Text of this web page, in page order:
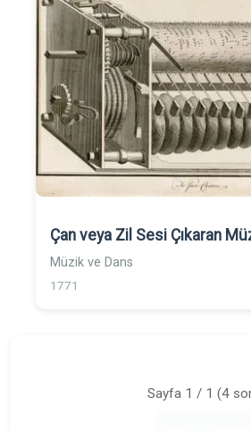
Çan veya Zil Sesi Çıkaran
Müzik ve Dans
1771
Sayfa 1 / 1 (4